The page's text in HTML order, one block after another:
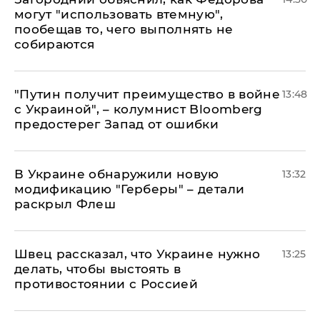
могут "использовать втемную",
пообещав то, чего выполнять не
собираются
"Путин получит преимущество в войне
с Украиной", – колумнист Bloomberg
предостерег Запад от ошибки
13:48
В Украине обнаружили новую
модификацию "Герберы" – детали
раскрыл Флеш
13:32
Швец рассказал, что Украине нужно
делать, чтобы выстоять в
противостоянии с Россией
13:25